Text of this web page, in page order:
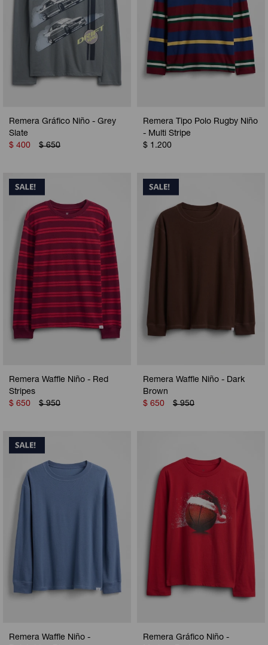
Remera Gráfico Niño - Grey
Slate
$ 400 $ 650
Remera Tipo Polo Rugby Niño
- Multi Stripe
$ 1.200
Remera Waffle Niño - Red
Stripes
$ 650 $ 950
Remera Waffle Niño - Dark
Brown
$ 650 $ 950
Remera Waffle Niño -
Remera Gráfico Niño -